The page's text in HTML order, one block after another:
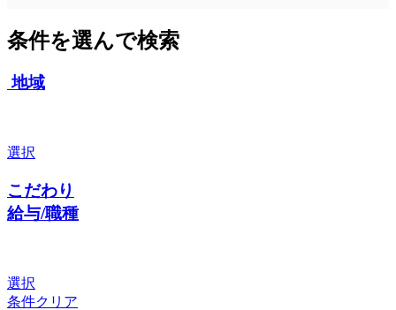
条件を選んで検索
地域
選択
こだわり
給与/職種
選択
条件クリア